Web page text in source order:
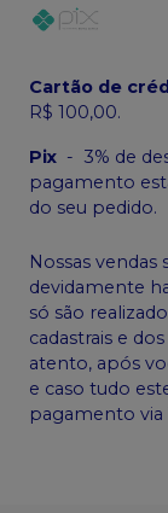
Cartão de
R$ 100,00.
Pix - 3% de
pagamento
do seu pedido.
Nossas vendas
devidamente
só são
cadastrais e
atento, após
e caso tudo
pagamento